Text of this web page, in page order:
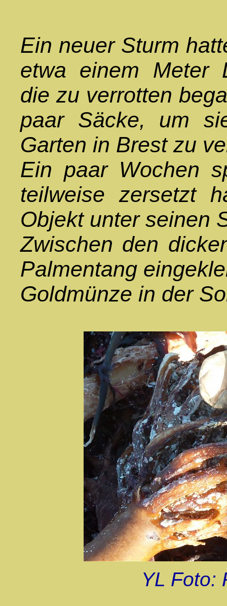
Ein neuer Sturm
etwa einem Meter
die zu verrotten
paar Säcke, um
Garten in Brest zu
Ein paar Wochen
teilweise zersetzt
Objekt unter seinen
Zwischen den
Palmentang
Goldmünze in der
YL Foto: